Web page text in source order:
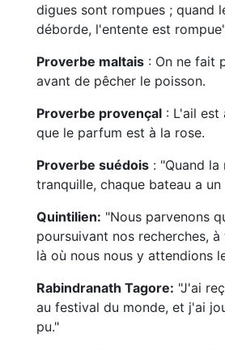
digues sont rompues ; quand
déborde, l'entente est
Proverbe maltais : On ne fait
avant de pêcher le poisson.
Proverbe provençal : L'ail est
que le parfum est à la rose.
Proverbe suédois : "Quand la
tranquille, chaque bateau a
Quintilien: "Nous parvenons
poursuivant nos recherches,
là où nous nous y attendions
Rabindranath Tagore: "J'ai
au festival du monde, et j'ai
pu."